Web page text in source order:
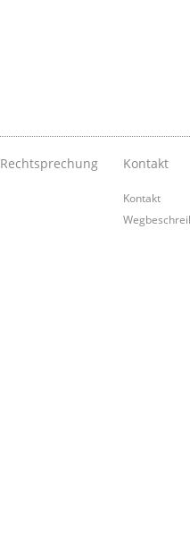
Rechtsprechung Kontakt
Kontakt